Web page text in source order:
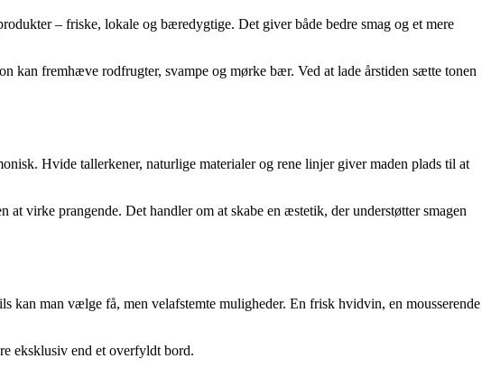
– friske, lokale og bæredygtige. Det giver både bedre smag og et mere
kan fremhæve rodfrugter, svampe og mørke bær. Ved at lade årstiden sætte tonen
Hvide tallerkener, naturlige materialer og rene linjer giver maden plads til at
virke prangende. Det handler om at skabe en æstetik, der understøtter smagen
kan man vælge få, men velafstemte muligheder. En frisk hvidvin, en mousserende
eksklusiv end et overfyldt bord.